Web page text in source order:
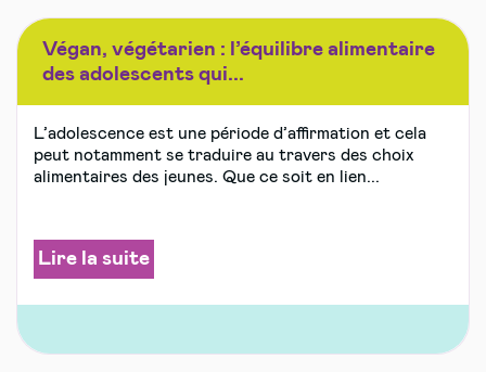
Végan, végétarien : l’équilibre alimentaire
des adolescents qui...
L’adolescence est une période d’affirmation et cela
peut notamment se traduire au travers des choix
alimentaires des jeunes. Que ce soit en lien...
Lire la suite